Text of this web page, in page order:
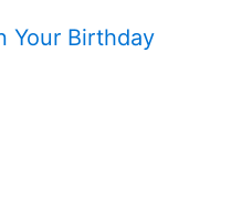
Your Birthday